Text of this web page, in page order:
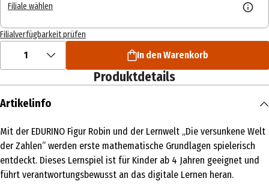
Filiale wählen
Filialverfügbarkeit prüfen
1 In den Warenkorb
Produktdetails
Artikelinfo
Mit der EDURINO Figur Robin und der Lernwelt „Die versunkene Welt
der Zahlen“ werden erste mathematische Grundlagen spielerisch
entdeckt. Dieses Lernspiel ist für Kinder ab 4 Jahren geeignet und
führt verantwortungsbewusst an das digitale Lernen heran.